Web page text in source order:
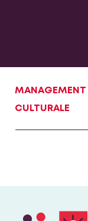
MANAGEMENT
CULTURALE